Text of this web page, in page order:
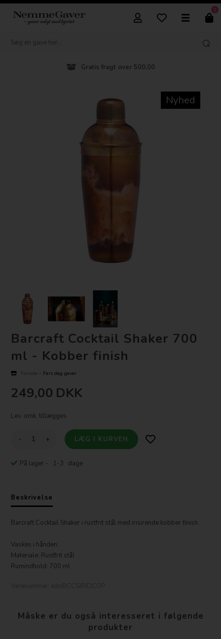
0
Gratis fragt over 500,00
Nyhed
Barcraft Cocktail Shaker 700
ml - Kobber finish
Forside » Fars dag gaver
249,00 DKK
Lev. omk. tillægges
- +
På lager - 1-3 dage
Beskrivelse
Barcraft Cocktail Shaker i rustfrit stål med irisirende kobber finish.
Vaskes i hånden.
Materiale: Rustfrit stål
Rumindhold: 700 ml
Måske er du også interesseret i følgende
produkter